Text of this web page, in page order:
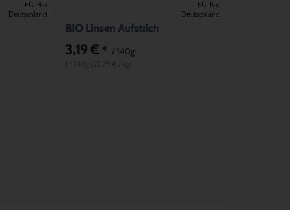
EU-Bio
Deutschland
EU-Bio
Deutschland
BIO Linsen Aufstrich
3,19 € * / 140g